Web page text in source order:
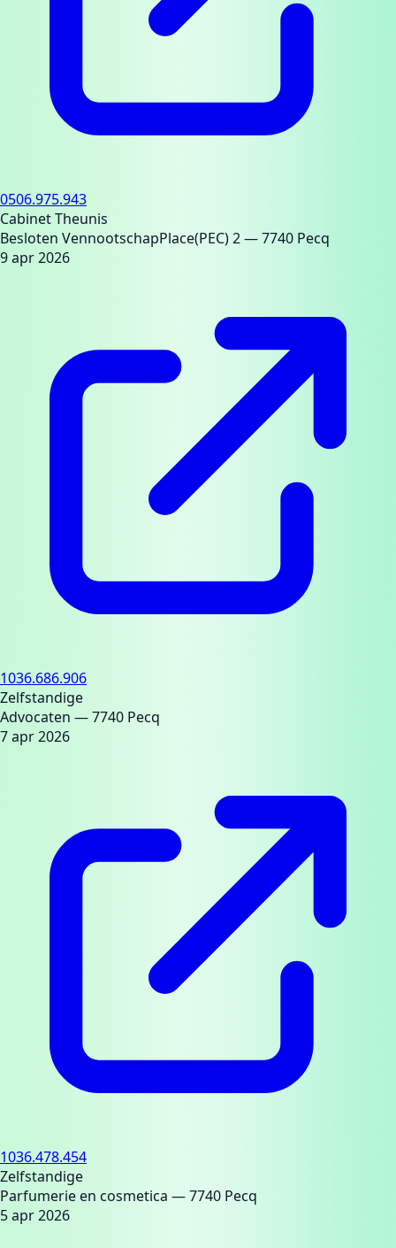
0506.975.943
Cabinet Theunis
Besloten VennootschapPlace(PEC) 2— 7740 Pecq
9 apr 2026
1036.686.906
Zelfstandige
Advocaten — 7740 Pecq
7 apr 2026
1036.478.454
Zelfstandige
Parfumerie en cosmetica — 7740 Pecq
5 apr 2026